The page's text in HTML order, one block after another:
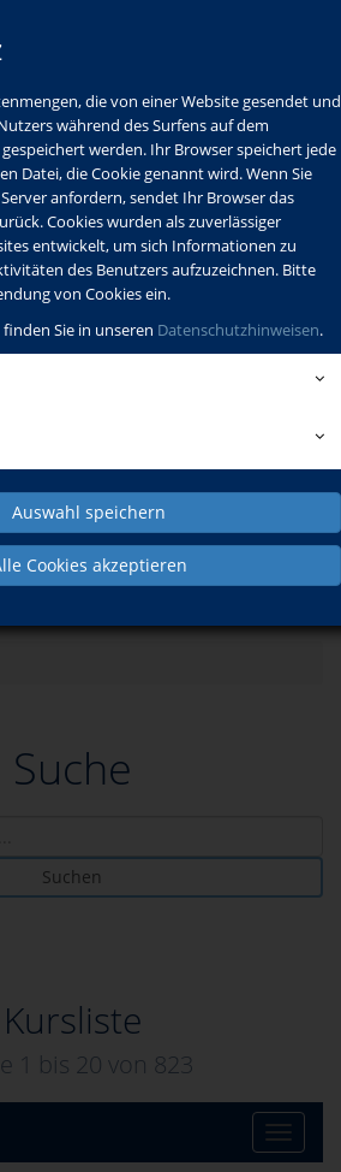
die von einer Website gesendet und
während des Surfens auf dem
werden. Ihr Browser speichert jede
Datei, die Cookie genannt wird. Wenn Sie
anfordern, sendet Ihr Browser das
Cookies wurden als zuverlässiger
entwickelt, um sich Informationen zu
des Benutzers aufzuzeichnen. Bitte
von Cookies ein.
Sie in unseren Datenschutzhinweisen.
Auswahl speichern
Cookies akzeptieren
Schulabschlüsse
Service
Suche
Suchen
Kursliste
1 bis 20 von 823
Toggle